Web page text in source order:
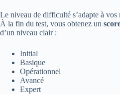
Le niveau de difficulté s’adapte à vos
À la fin du test, vous obtenez un
d’un niveau clair :
Initial
Basique
Opérationnel
Avancé
Expert